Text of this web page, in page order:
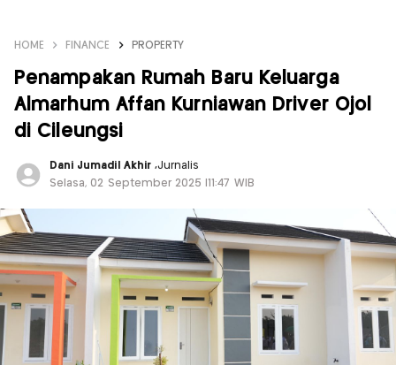
HOME FINANCE PROPERTY
Penampakan Rumah Baru Keluarga
Almarhum Affan Kurniawan Driver Ojol
di Cileungsi
Dani Jumadil Akhir ,Jurnalis
Selasa, 02 September 2025 |11:47 WIB